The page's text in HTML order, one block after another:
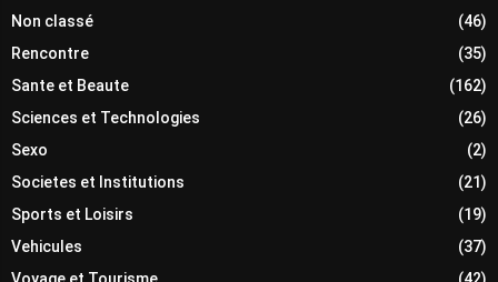
Non classé
(46)
Rencontre
(35)
Sante et Beaute
(162)
Sciences et Technologies
(26)
Sexo
(2)
Societes et Institutions
(21)
Sports et Loisirs
(19)
Vehicules
(37)